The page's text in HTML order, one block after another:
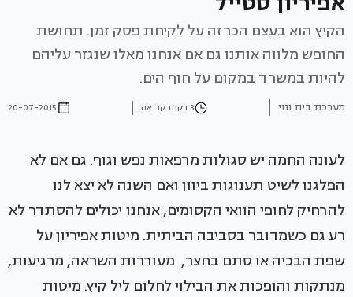
הקיץ הוא בעצם הכרזה על לקיחת פסק זמן. תחושת
החופש מלווה אותנו גם אם אנחנו מאלו שנגזר עליהם
להיות במשרד במקום על חוף הים.
מערכת בית ונוי 3 דקות קריאה 20-07-2015
לעונה החמה יש סגולות מרפאות נפש וגוף. גם אם לא
הפלגנו לשיט תענוגות ביוון ואם השנה לא יצא לנו
להרחיק לחופי הוואי הקסומים, אנחנו יכולים להסתדר לא
רע גם כשמדובר בסביבה הביתית. מיטות אפיריון על
שפת הבכיה או סתם בחצר, מעוררות השראה, מרגיעות,
מנתקות והופכות את הבילוי לחלום ליל קיץ. מיטות